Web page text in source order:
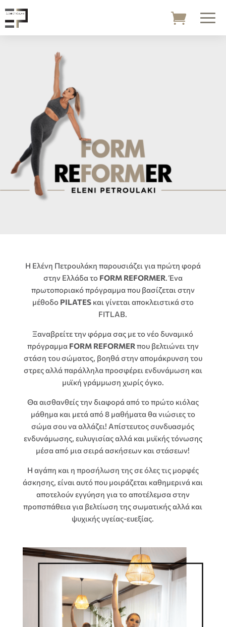
Η Ελένη Πετρουλάκη παρουσιάζει για πρώτη φορά
στην Ελλάδα το FORM REFORMER. Ένα
πρωτοποριακό πρόγραμμα που βασίζεται στην
μέθοδο PILATESκαι γίνεται αποκλειστικά στο
FITLAB.
Ξαναβρείτε την φόρμα σας με το νέο δυναμικό
πρόγραμμα FORM REFORMERπου βελτιώνει την
στάση του σώματος, βοηθά στην απομάκρυνση του
στρες αλλά παράλληλα προσφέρει ενδυνάμωση και
μυϊκή γράμμωση χωρίς όγκο.
Θα αισθανθείς την διαφορά από το πρώτο κιόλας
μάθημα και μετά από 8 μαθήματα θα νιώσιες το
σώμα σου να αλλάζει! Απίστευτος συνδυασμός
ενδυνάμωσης, ευλυγισίας αλλά και μυϊκής τόνωσης
μέσα από μια σειρά ασκήσεων και στάσεων!
Η αγάπη και η προσήλωση της σε όλες τις μορφές
άσκησης, είναι αυτό που μοιράζεται καθημερινά και
αποτελούν εγγύηση για το αποτέλεμσα στην
προπσπάθεια για βελτίωση της σωματικής αλλά και
ψυχικής υγείας-ευεξίας.